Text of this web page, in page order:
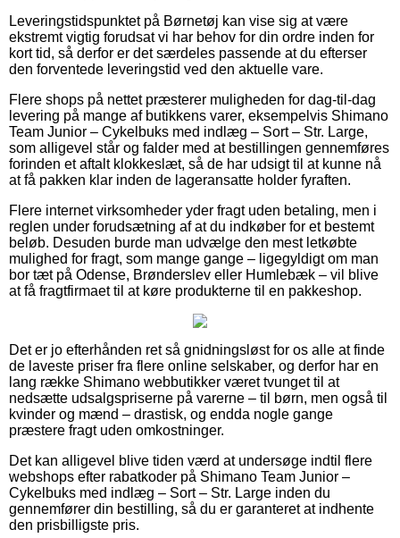
Leveringstidspunktet på Børnetøj kan vise sig at være
ekstremt vigtig forudsat vi har behov for din ordre inden for
kort tid, så derfor er det særdeles passende at du efterser
den forventede leveringstid ved den aktuelle vare.
Flere shops på nettet præsterer muligheden for dag-til-dag
levering på mange af butikkens varer, eksempelvis Shimano
Team Junior – Cykelbuks med indlæg – Sort – Str. Large,
som alligevel står og falder med at bestillingen gennemføres
forinden et aftalt klokkeslæt, så de har udsigt til at kunne nå
at få pakken klar inden de lageransatte holder fyraften.
Flere internet virksomheder yder fragt uden betaling, men i
reglen under forudsætning af at du indkøber for et bestemt
beløb. Desuden burde man udvælge den mest letkøbte
mulighed for fragt, som mange gange – ligegyldigt om man
bor tæt på Odense, Brønderslev eller Humlebæk – vil blive
at få fragtfirmaet til at køre produkterne til en pakkeshop.
Det er jo efterhånden ret så gnidningsløst for os alle at finde
de laveste priser fra flere online selskaber, og derfor har en
lang række Shimano webbutikker været tvunget til at
nedsætte udsalgspriserne på varerne – til børn, men også til
kvinder og mænd – drastisk, og endda nogle gange
præstere fragt uden omkostninger.
Det kan alligevel blive tiden værd at undersøge indtil flere
webshops efter rabatkoder på Shimano Team Junior –
Cykelbuks med indlæg – Sort – Str. Large inden du
gennemfører din bestilling, så du er garanteret at indhente
den prisbilligste pris.